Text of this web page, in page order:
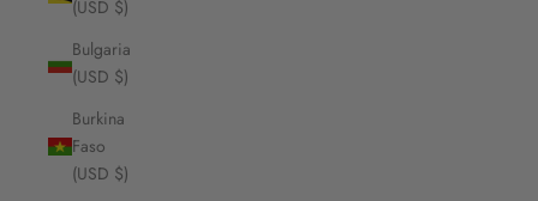
(USD $)
Bulgaria
(USD $)
Burkina
Faso
(USD $)